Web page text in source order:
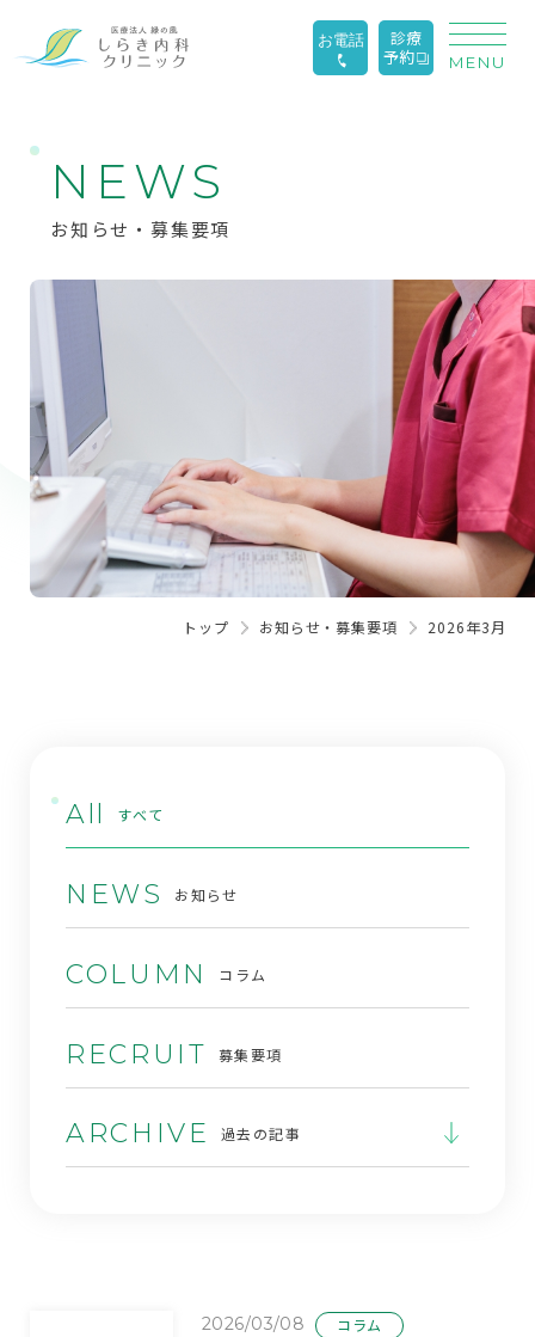
お電話
診療
予約
MENU
N EWS
お知らせ・募集要項
トップ お知らせ・募集要項 2026年3月
All すべて
NEWS お知らせ
COLUMN コラム
RECRUIT 募集要項
ARCHIVE 過去の記事
2026/03/08 コラム